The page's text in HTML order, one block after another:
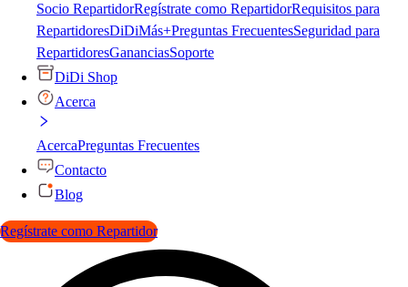
Socio RepartidorRegístrate como RepartidorRequisitos para
RepartidoresDiDiMás+Preguntas FrecuentesSeguridad para
RepartidoresGananciasSoporte
DiDi Shop
Acerca
AcercaPreguntas Frecuentes
Contacto
Blog
Regístrate como Repartidor